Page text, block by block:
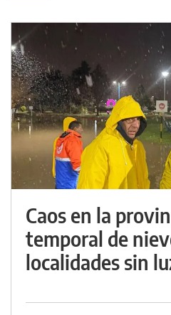
Caos en la
temporal de
localidades sin